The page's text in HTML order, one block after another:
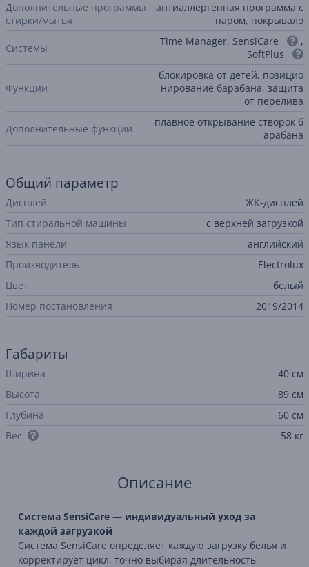
Дополнительные программы
стирки/мытья
антиаллергенная программа с
паром, покрывало
Системы Time Manager, SensiCare
,
SoftPlus
Функции
блокировка от детей, позицио
нирование барабана, защита
от перелива
Дополнительные функции
плавное открывание створок б
арабана
Общий параметр
Дисплей
ЖК-дисплей
Тип стиральной машины
с верхней загрузкой
Язык панели
английский
Производитель
Electrolux
Цвет
белый
Номер постановления
2019/2014
Габариты
Ширина
40 см
Высота
89 см
Глубина
60 см
Вес
58 кг
Описание
Система SensiCare — индивидуальный уход за
каждой загрузкой
Система SensiCare определяет каждую загрузку белья и
корректирует цикл, точно выбирая длительность